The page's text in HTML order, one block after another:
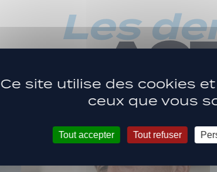
Les
Ce site utilise des cookies
ceux que vous
Tout accepter Tout refuser